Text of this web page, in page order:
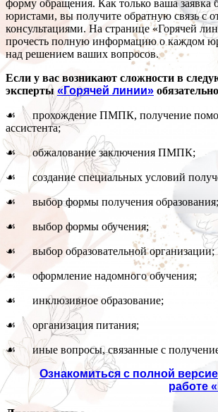
форму обращения. Как только ваша заявка
юристами, вы получите обратную связь с
консультациями. На странице «Горячей
прочесть полную информацию о каждом
над решением ваших вопросов.
Если у вас возникают сложности в
эксперты«Горячей линии»
☙ прохождение ПМПК, получение
ассистента;
☙ обжалование заключения ПМПК;
☙ создание специальных условий
☙ выбор формы получения образования;
☙ выбор формы обучения;
☙ выбор образовательной организации;
☙ оформление надомного обучения;
☙ инклюзивное образование;
☙ организация питания;
☙ иные вопросы, связанные с
Ознакомиться с полной
работе